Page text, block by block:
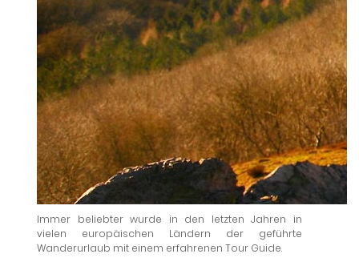
Immer beliebter wurde in den letzten Jahren in
vielen europäischen Ländern der geführte
Wanderurlaub mit einem erfahrenen Tour Guide.